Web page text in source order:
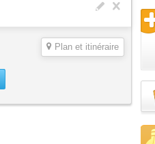
Plan et itinéraire